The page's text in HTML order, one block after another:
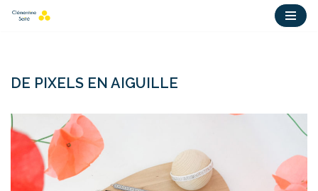
DE PIXELS EN AIGUILLE